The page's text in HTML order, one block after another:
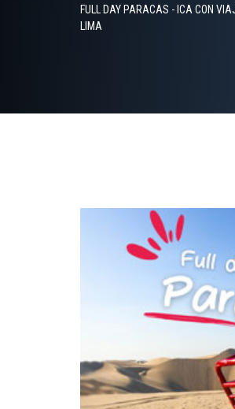
FULL DAY PARACAS - ICA CON
LIMA